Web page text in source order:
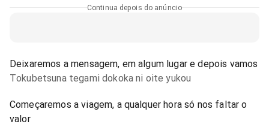
Continua depois do anúncio
Deixaremos a mensagem, em algum lugar e depois vamos
Tokubetsuna tegami dokoka ni oite yukou
Começaremos a viagem, a qualquer hora só nos faltar o
valor